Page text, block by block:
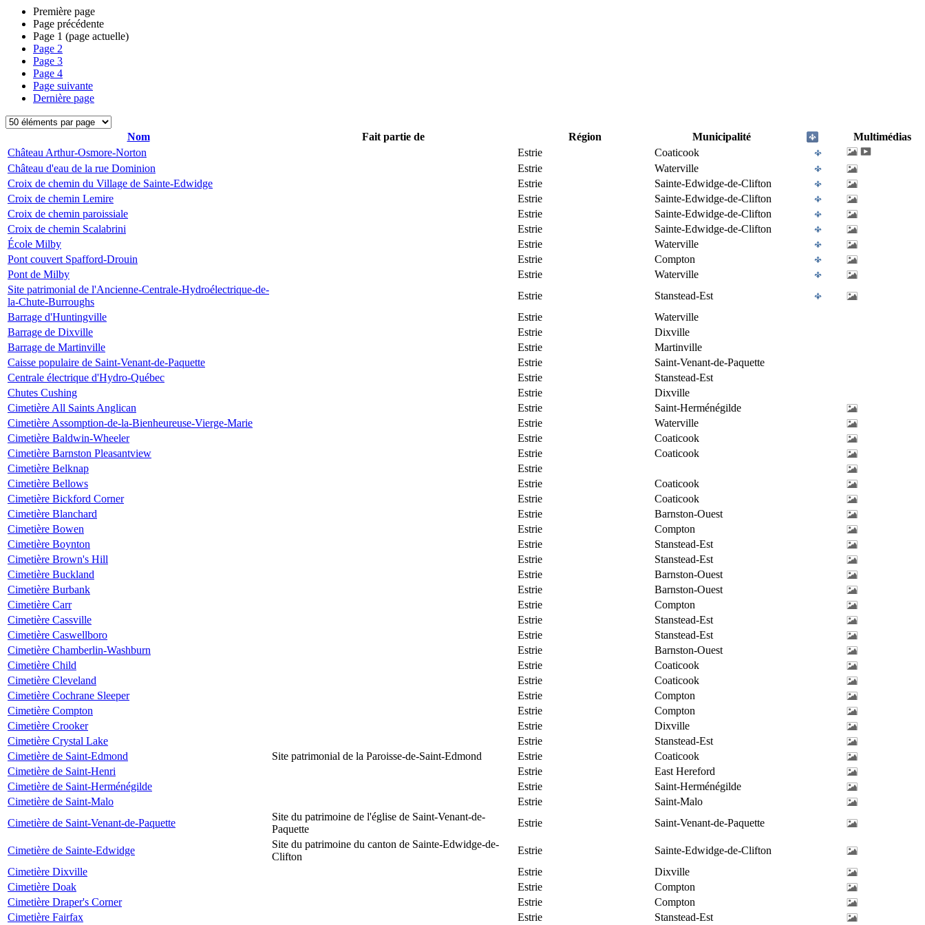
Première page
Page précédente
Page 1 (page actuelle)
Page 2
Page 3
Page 4
Page suivante
Dernière page
Nom Fait partie de Région Municipalité
Multimédias
Château Arthur-Osmore-Norton
Estrie
Coaticook
Château d'eau de la rue Dominion
Estrie
Waterville
Croix de chemin du Village de Sainte-Edwidge
Estrie
Sainte-Edwidge-de-Clifton
Croix de chemin Lemire
Estrie
Sainte-Edwidge-de-Clifton
Croix de chemin paroissiale
Estrie
Sainte-Edwidge-de-Clifton
Croix de chemin Scalabrini
Estrie
Sainte-Edwidge-de-Clifton
École Milby
Estrie
Waterville
Pont couvert Spafford-Drouin
Estrie
Compton
Pont de Milby
Estrie
Waterville
Site patrimonial de l'Ancienne-Centrale-Hydroélectrique-de-
la-Chute-Burroughs
Estrie
Stanstead-Est
Barrage d'Huntingville
Estrie
Waterville
Barrage de Dixville
Estrie
Dixville
Barrage de Martinville
Estrie
Martinville
Caisse populaire de Saint-Venant-de-Paquette
Estrie
Saint-Venant-de-Paquette
Centrale électrique d'Hydro-Québec
Estrie
Stanstead-Est
Chutes Cushing
Estrie
Dixville
Cimetière All Saints Anglican
Estrie
Saint-Herménégilde
Cimetière Assomption-de-la-Bienheureuse-Vierge-Marie
Estrie
Waterville
Cimetière Baldwin-Wheeler
Estrie
Coaticook
Cimetière Barnston Pleasantview
Estrie
Coaticook
Cimetière Belknap
Estrie
Cimetière Bellows
Estrie
Coaticook
Cimetière Bickford Corner
Estrie
Coaticook
Cimetière Blanchard
Estrie
Barnston-Ouest
Cimetière Bowen
Estrie
Compton
Cimetière Boynton
Estrie
Stanstead-Est
Cimetière Brown's Hill
Estrie
Stanstead-Est
Cimetière Buckland
Estrie
Barnston-Ouest
Cimetière Burbank
Estrie
Barnston-Ouest
Cimetière Carr
Estrie
Compton
Cimetière Cassville
Estrie
Stanstead-Est
Cimetière Caswellboro
Estrie
Stanstead-Est
Cimetière Chamberlin-Washburn
Estrie
Barnston-Ouest
Cimetière Child
Estrie
Coaticook
Cimetière Cleveland
Estrie
Coaticook
Cimetière Cochrane Sleeper
Estrie
Compton
Cimetière Compton
Estrie
Compton
Cimetière Crooker
Estrie
Dixville
Cimetière Crystal Lake
Estrie
Stanstead-Est
Cimetière de Saint-Edmond
Site patrimonial de la Paroisse-de-Saint-Edmond Estrie
Coaticook
Cimetière de Saint-Henri
Estrie
East Hereford
Cimetière de Saint-Herménégilde
Estrie
Saint-Herménégilde
Cimetière de Saint-Malo
Estrie
Saint-Malo
Cimetière de Saint-Venant-de-Paquette
Site du patrimoine de l'église de Saint-Venant-de-
Paquette
Estrie Saint-Venant-de-Paquette
Cimetière de Sainte-Edwidge
Site du patrimoine du canton de Sainte-Edwidge-de-
Clifton
Estrie
Sainte-Edwidge-de-Clifton
Cimetière Dixville
Estrie
Dixville
Cimetière Doak
Estrie
Compton
Cimetière Draper's Corner
Estrie
Compton
Cimetière Fairfax
Estrie Stanstead-Est